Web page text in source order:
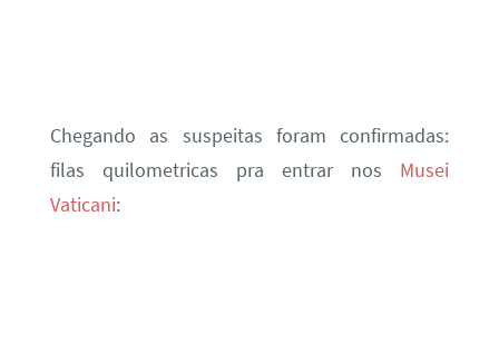
Chegando as suspeitas foram confirmadas:
filas quilometricas pra entrar nos Musei
Vaticani: